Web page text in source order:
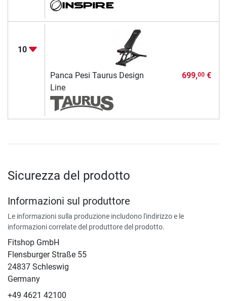
10
Panca Pesi Taurus Design
Line
699,00€
Sicurezza del prodotto
Informazioni sul produttore
Le informazioni sulla produzione includono l'indirizzo e le
informazioni correlate del produttore del prodotto.
Fitshop GmbH
Flensburger Straße 55
24837 Schleswig
Germany
+49 4621 42100